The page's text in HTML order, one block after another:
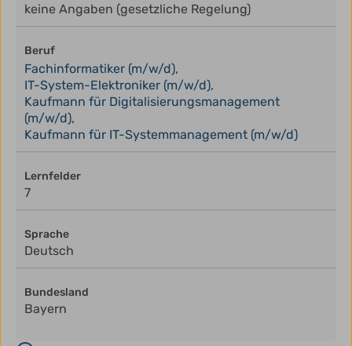
keine Angaben (gesetzliche Regelung)
Beruf
Fachinformatiker (m/w/d),
IT-System-Elektroniker (m/w/d),
Kaufmann für Digitalisierungsmanagement
(m/w/d),
Kaufmann für IT-Systemmanagement (m/w/d)
Lernfelder
7
Sprache
Deutsch
Bundesland
Bayern